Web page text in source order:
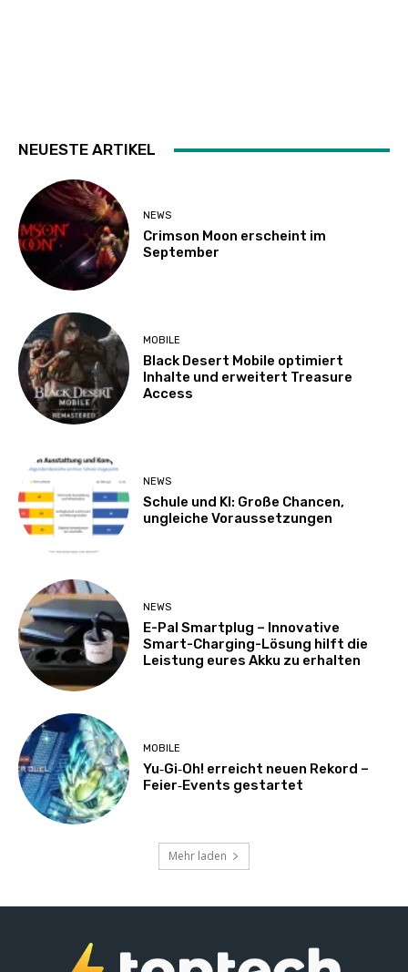
NEUESTE ARTIKEL
NEWS
Crimson Moon erscheint im
September
MOBILE
Black Desert Mobile optimiert
Inhalte und erweitert Treasure
Access
NEWS
Schule und KI: Große Chancen,
ungleiche Voraussetzungen
NEWS
E-Pal Smartplug – Innovative
Smart-Charging-Lösung hilft die
Leistung eures Akku zu erhalten
MOBILE
Yu‑Gi‑Oh! erreicht neuen Rekord –
Feier‑Events gestartet
Mehr laden